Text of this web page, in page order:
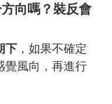
向嗎？裝反會
下 ，如果不確定
覺風向，再進行